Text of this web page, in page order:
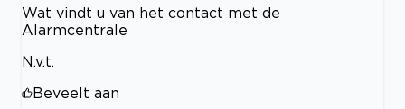
Wat vindt u van het contact met de
Alarmcentrale
N.v.t.
Beveelt aan